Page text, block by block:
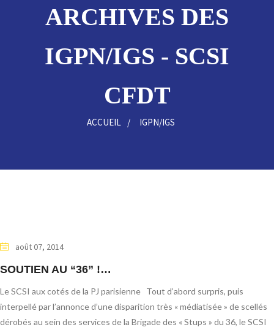
ARCHIVES DES
IGPN/IGS - SCSI
CFDT
ACCUEIL IGPN/IGS
août 07, 2014
SOUTIEN AU “36” !…
Le SCSI aux cotés de la PJ parisienne Tout d’abord surpris, puis
interpellé par l’annonce d’une disparition très « médiatisée » de scellés
dérobés au sein des services de la Brigade des « Stups » du 36, le SCSI